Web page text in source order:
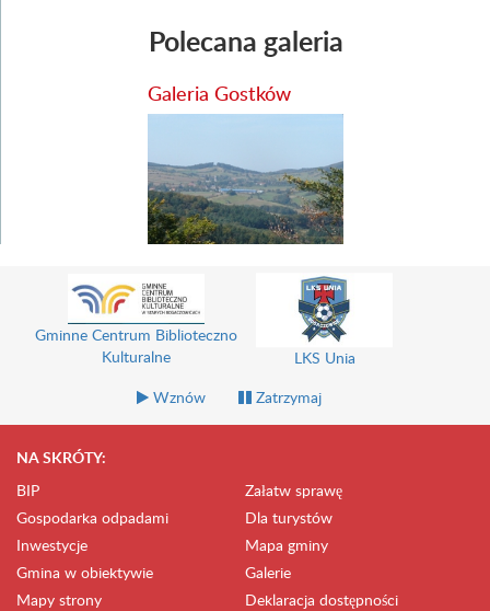
Polecana galeria
Galeria Gostków
Gminne Centrum Biblioteczno
Kulturalne
LKS Unia
Wznów
Zatrzymaj
NA SKRÓTY:
BIP
Załatw sprawę
Gospodarka odpadami
Dla turystów
Inwestycje
Mapa gminy
Gmina w obiektywie
Galerie
Mapy strony
Deklaracja dostępności